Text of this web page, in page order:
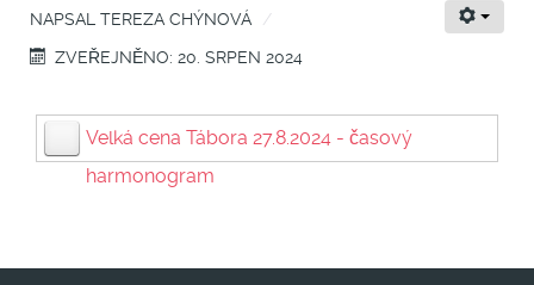
NAPSAL TEREZA CHÝNOVÁ
ZVEŘEJNĚNO: 20. SRPEN 2024
Velká cena Tábora 27.8.2024 - časový
harmonogram